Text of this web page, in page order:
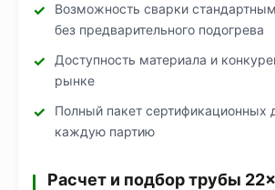
Возможность сварки
без предварительного подогрева
Доступность материала и
рынке
Полный пакет сертификационных
каждую партию
Расчет и подбор трубы